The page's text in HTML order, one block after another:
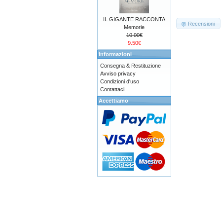
Recensioni
IL GIGANTE RACCONTA
Memorie
10.00€
9.50€
Informazioni
Consegna & Restituzione
Avviso privacy
Condizioni d'uso
Contattaci
Accettiamo